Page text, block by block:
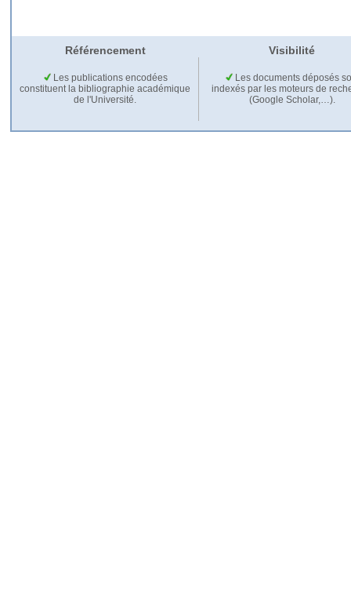
Référencement Visibilité
Les publications encodées
constituent la bibliographie académique
de l'Université.
Les documents déposés
indexés par les moteurs de
(Google Scholar,…).